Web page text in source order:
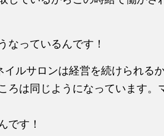
なっているんです！
イルサロンは経営を続けられる
ろは同じようになっています。
です！